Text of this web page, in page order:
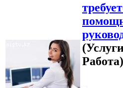
Работа)